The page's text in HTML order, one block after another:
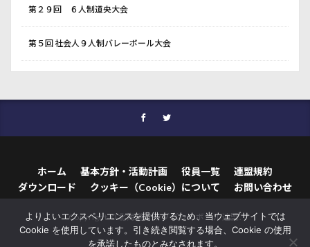
第２９回 ６人制道央大会
第５回 社会人９人制バレーボール大会
ホーム 基本方針・活動計画 役員一覧
連盟規約
ダウンロード
クッキー（Cookie）について お問い合わせ
Copyright © 北海道クラブバレーボール連盟.
よりよいエクスペリエンスを提供するため、当ウェブサイトでは
Cookie を使用しています。引き続き閲覧する場合、Cookie の使用
を承諾したものとみなされます。